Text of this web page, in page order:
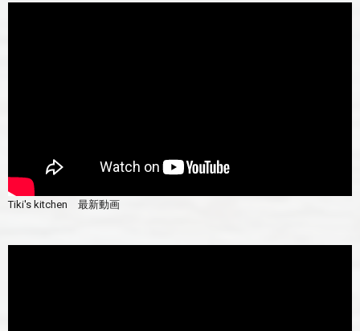
Tiki's kitchen 最新動画